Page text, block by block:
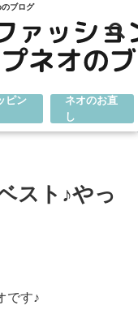
ブログ
ピン
ネオのお直
し
スト♪やっ
です♪